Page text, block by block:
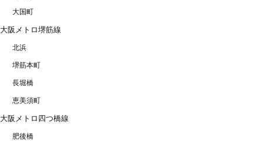
大国町
大阪メトロ堺筋線
北浜
堺筋本町
長堀橋
恵美須町
大阪メトロ四つ橋線
肥後橋